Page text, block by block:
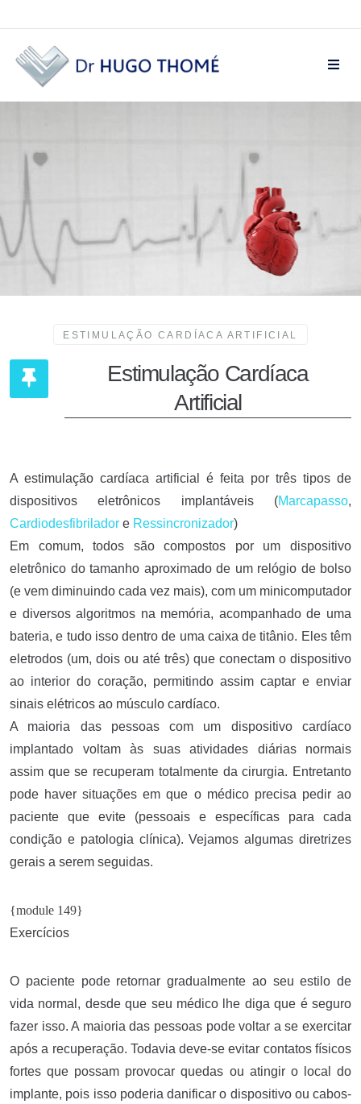
ESTIMULAÇÃO CARDÍACA ARTIFICIAL
ESTIMULAÇÃO CARDÍACA ARTIFICIAL
Estimulação Cardíaca
Artificial
A estimulação cardíaca artificial é feita por três tipos de
dispositivos eletrônicos implantáveis (Marcapasso,
Cardiodesfibrilador e Ressincronizador)
Em comum, todos são compostos por um dispositivo
eletrônico do tamanho aproximado de um relógio de bolso
(e vem diminuindo cada vez mais), com um minicomputador
e diversos algoritmos na memória, acompanhado de uma
bateria, e tudo isso dentro de uma caixa de titânio. Eles têm
eletrodos (um, dois ou até três) que conectam o dispositivo
ao interior do coração, permitindo assim captar e enviar
sinais elétricos ao músculo cardíaco.
A maioria das pessoas com um dispositivo cardíaco
implantado voltam às suas atividades diárias normais
assim que se recuperam totalmente da cirurgia. Entretanto
pode haver situações em que o médico precisa pedir ao
paciente que evite (pessoais e específicas para cada
condição e patologia clínica). Vejamos algumas diretrizes
gerais a serem seguidas.
{module 149}
Exercícios
O paciente pode retornar gradualmente ao seu estilo de
vida normal, desde que seu médico lhe diga que é seguro
fazer isso. A maioria das pessoas pode voltar a se exercitar
após a recuperação. Todavia deve-se evitar contatos físicos
fortes que possam provocar quedas ou atingir o local do
implante, pois isso poderia danificar o dispositivo ou cabos-